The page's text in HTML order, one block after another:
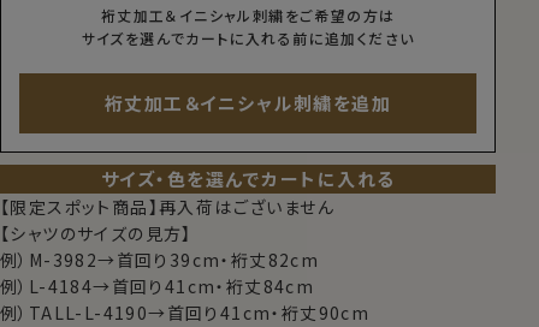
裄丈加工＆イニシャル刺繍をご希望の方は
サイズを選んでカートに入れる前に追加ください
裄丈加工＆イニシャル刺繍を追加
サイズ・色を選んでカートに入れる
【限定スポット商品】再入荷はございません
【シャツのサイズの見方】
例）M-3982→首回り39cm・裄丈82cm
例）L-4184→首回り41cm・裄丈84cm
例）TALL-L-4190→首回り41cm・裄丈90cm